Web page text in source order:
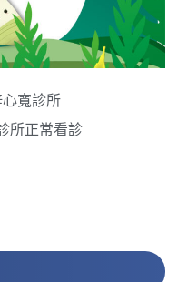
寬診所
所正常看診